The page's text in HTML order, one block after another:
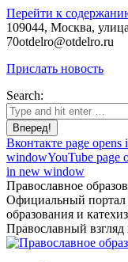
Перейти к
109044, Москва,
70otdelro@otdelro.ru
Прислать новость
Search:
Вконтакте page
windowYouTube page
in new window
Православное
Официальный портал
образования и
Православный взгляд